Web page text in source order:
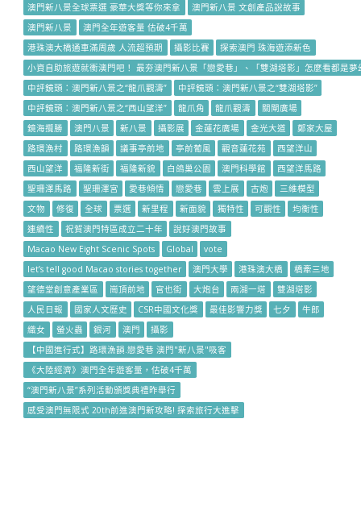
澳門新八景全球票選 豪華大獎等你來拿
澳門新八景 文創產品說故事
澳門新八景
澳門全年遊客量 估破4千萬
港珠澳大橋通車滿周歲 人流超預期
攝影比賽
探索澳門 珠海遊添新色
小資自助旅遊就衝澳門吧！ 最夯澳門新八景「戀愛巷」、「雙湖塔影」怎麼看都是夢
中評鏡頭：澳門新八景之“龍爪觀濤”
中評鏡頭：澳門新八景之“雙湖塔影”
中評鏡頭：澳門新八景之“西山望洋”
龍爪角 龍爪觀濤
關閘廣場
鏡海攬勝
澳門八景 新八景 攝影展 金蓮花廣場 金光大道
鄭家大屋
路環漁村
路環漁韻 議事亭前地 亭前葡風 觀音蓮花苑
西望洋山
西山望洋
福隆新街 福隆新貌 白鴿巢公園 澳門科學館
西望洋馬路
聖珊澤馬路
聖珊澤宮 愛巷傾情 戀愛巷 雲上展 古炮
三維模型
文物
修復 全球 票選 新里程 新面貌 獨特性 可觀性
均衡性
連續性
祝賀澳門特區成立二十年
說好澳門故事
Macao New Eight Scenic Spots
Global
vote
let’s tell good Macao stories together
澳門大學 港珠澳大橋
橋牽三地
望德堂創意產業區
崗頂前地 官也街 大炮台 兩湖一塔
雙湖塔影
人民日報
國家人文歷史 CSR中國文化獎 最佳影響力獎 七夕
牛郎
織女
螢火蟲 銀河 澳門
攝影
【中國進行式】路環漁韻.戀愛巷 澳門"新八景"吸客
《大陸經濟》澳門全年遊客量，估破4千萬
“澳門新八景”系列活動頒獎典禮昨舉行
感受澳門無限式 20th前進澳門新攻略! 探索旅行大進擊